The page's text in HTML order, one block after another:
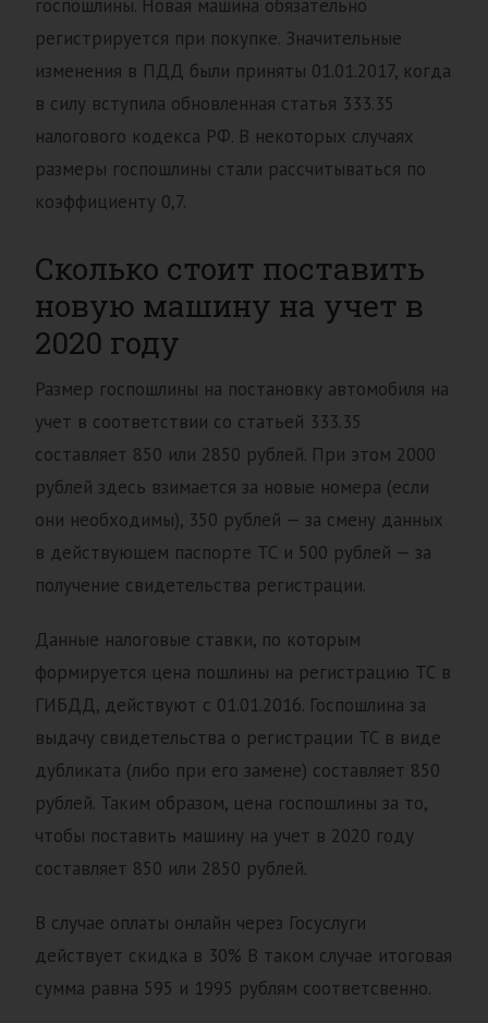
госпошлины. Новая машина обязательно
регистрируется при покупке. Значительные
изменения в ПДД были приняты 01.01.2017, когда
в силу вступила обновленная статья 333.35
налогового кодекса РФ. В некоторых случаях
размеры госпошлины стали рассчитываться по
коэффициенту 0,7.
Сколько стоит поставить
новую машину на учет в
2020 году
Размер госпошлины на постановку автомобиля на
учет в соответствии со статьей 333.35
составляет 850 или 2850 рублей. При этом 2000
рублей здесь взимается за новые номера (если
они необходимы), 350 рублей — за смену данных
в действующем паспорте ТС и 500 рублей — за
получение свидетельства регистрации.
Данные налоговые ставки, по которым
формируется цена пошлины на регистрацию ТС в
ГИБДД, действуют с 01.01.2016. Госпошлина за
выдачу свидетельства о регистрации ТС в виде
дубликата (либо при его замене) составляет 850
рублей. Таким образом, цена госпошлины за то,
чтобы поставить машину на учет в 2020 году
составляет 850 или 2850 рублей.
В случае оплаты онлайн через Госуслуги
действует скидка в 30% В таком случае итоговая
сумма равна 595 и 1995 рублям соответсвенно.